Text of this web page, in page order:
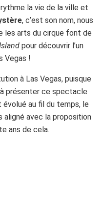
rythme la vie de la ville et
, c’est son nom, nous
les arts du cirque font de
pour découvrir l’un
Vegas !
à Las Vegas, puisque
présenter ce spectacle
évolué au fil du temps, le
avec la proposition
ans de cela.